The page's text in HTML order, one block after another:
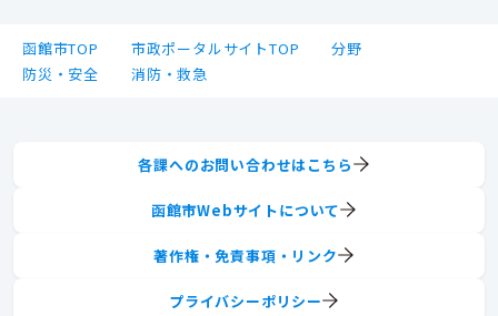
函館市TOP 市政ポータルサイトTOP
分野
防災・安全
消防・救急
各課へのお問い合わせはこちら
函館市Webサイトについて
著作権・免責事項・リンク
プライバシーポリシー